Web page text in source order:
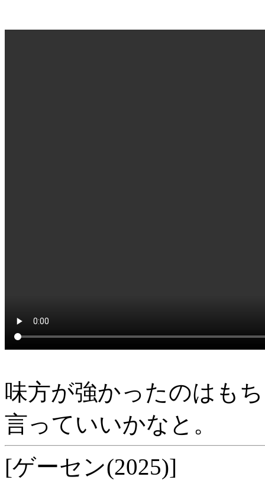
味方が強かったのはも
言っていいかなと。
[ゲーセン(2025)]